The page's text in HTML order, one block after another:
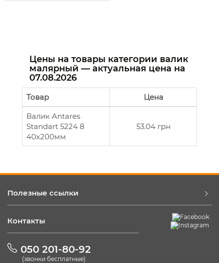
Цены на товары категории валик
малярный — актуальная цена на
07.08.2026
Товар Цена
Валик Antares
Standart 5224 8
40х200мм
53.04 грн
Полезные ссылки
Контакты
050 201-80-92
(звонки бесплатные)